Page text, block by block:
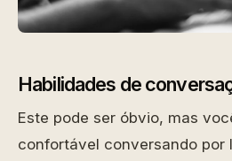
Habilidades de
Este pode ser óbvio, mas
confortável conversando por